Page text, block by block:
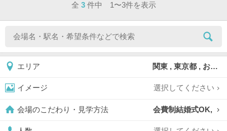
全 3 件中 1〜3件を表示
エリア 関東 , 東京都 , お台場
イメージ 選択してください
会場のこだわり・見学方法 会費制結婚式OK,